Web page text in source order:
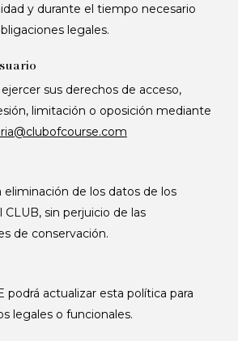
y durante el tiempo necesario
legales.
sus derechos de acceso,
limitación o oposición mediante
eliminación de los datos de los
CLUB, sin perjuicio de las
de conservación.
podrá actualizar esta política para
legales o funcionales.